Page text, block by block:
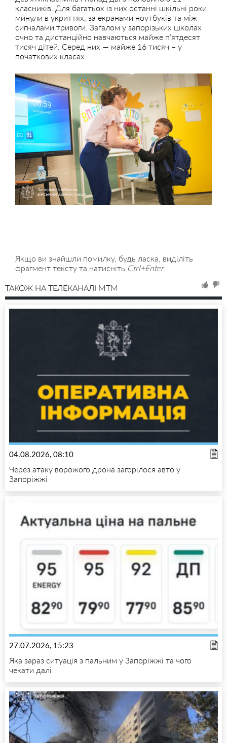
класників. Для багатьох із них останні шкільні роки
минули в укриттях, за екранами ноутбуків та між
сигналами тривоги. Загалом у запорізьких школах
очно та дистанційно навчаються майже п’ятдесят
тисяч дітей. Серед них — майже 16 тисяч – у
початкових класах.
Якщо ви знайшли помилку, будь ласка, виділіть
фрагмент тексту та натисніть Ctrl+Enter.
ТАКОЖ НА ТЕЛЕКАНАЛІ MTM
04.08.2026, 08:10
Через атаку ворожого дрона загорілося авто у
Запоріжжі
27.07.2026, 15:23
Яка зараз ситуація з пальним у Запоріжжі та чого
чекати далі